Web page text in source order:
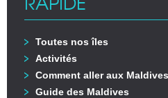
Toutes nos îles
Activités
Comment aller aux Maldives
Guide des Maldives